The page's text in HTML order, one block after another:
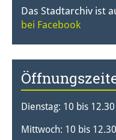
Das Stadtarchiv ist
bei Facebook
Dienstag: 10 bis
Mittwoch: 10 bis